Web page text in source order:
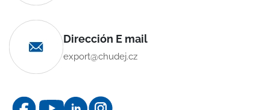
Dirección E mail
export@chudej.cz